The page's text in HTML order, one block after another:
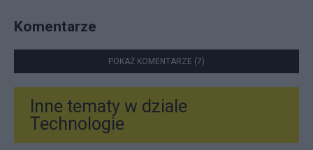
Komentarze
POKAŻ KOMENTARZE (7)
Inne tematy w dziale
Technologie